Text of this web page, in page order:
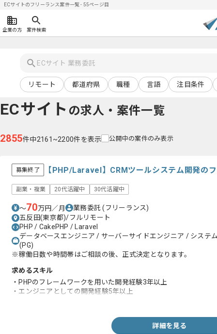
ECサイトのフリーランス案件一覧 - 55ページ目
企業の方 案件検索
リモート 都道府県 職種 言語 注目条件
ECサイト の求人・案件一覧
2855件中2161~2200件を表示 公開中の案件のみ表示
募集終了 【PHP/Laravel】CRMツールシステム開発の
副業・複業 20代活躍中 30代活躍中
〜70万円／月 業務委託(フリーランス)
五反田(東京都)/フルリモート
PHP / CakePHP / Laravel
データベースエンジニア / サーバーサイドエンジニア / システ
(PG)
※稼働日数や時間帯はご相談の後、正式決定となります。
求めるスキル
・PHPのフレームワークを用いた開発経験3年以上
・エンジニアとしての開発経験5年以上
詳細を見る